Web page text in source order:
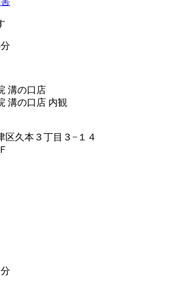
区久本３丁目３−１４